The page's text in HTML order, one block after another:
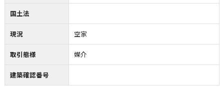
国土法
現況 空家
取引態様 媒介
建築確認番号